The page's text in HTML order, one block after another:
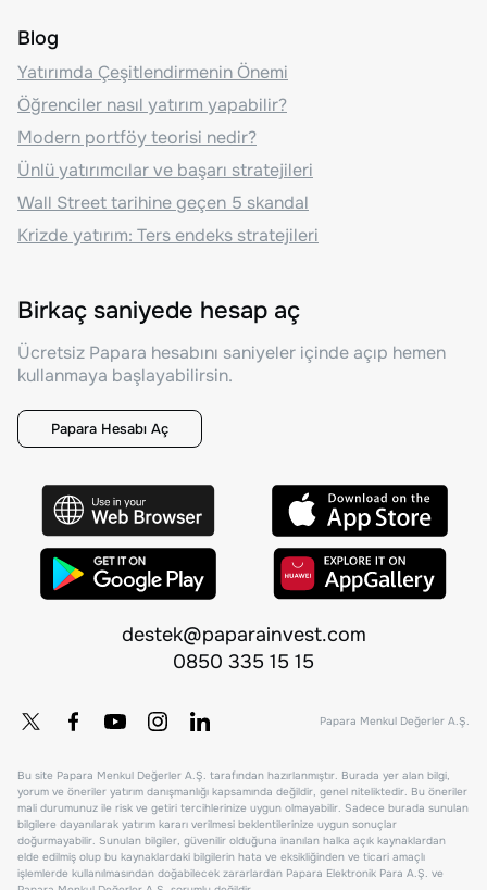
Blog
Yatırımda Çeşitlendirmenin Önemi
Öğrenciler nasıl yatırım yapabilir?
Modern portföy teorisi nedir?
Ünlü yatırımcılar ve başarı stratejileri
Wall Street tarihine geçen 5 skandal
Krizde yatırım: Ters endeks stratejileri
Birkaç saniyede hesap aç
Ücretsiz Papara hesabını saniyeler içinde açıp hemen
kullanmaya başlayabilirsin.
Papara Hesabı Aç
destek@paparainvest.com
0850 335 15 15
Papara Menkul Değerler A.Ş.
Bu site Papara Menkul Değerler A.Ş. tarafından hazırlanmıştır. Burada yer alan bilgi,
yorum ve öneriler yatırım danışmanlığı kapsamında değildir, genel niteliktedir. Bu öneriler
mali durumunuz ile risk ve getiri tercihlerinize uygun olmayabilir. Sadece burada sunulan
bilgilere dayanılarak yatırım kararı verilmesi beklentilerinize uygun sonuçlar
doğurmayabilir. Sunulan bilgiler, güvenilir olduğuna inanılan halka açık kaynaklardan
elde edilmiş olup bu kaynaklardaki bilgilerin hata ve eksikliğinden ve ticari amaçlı
işlemlerde kullanılmasından doğabilecek zararlardan Papara Elektronik Para A.Ş. ve